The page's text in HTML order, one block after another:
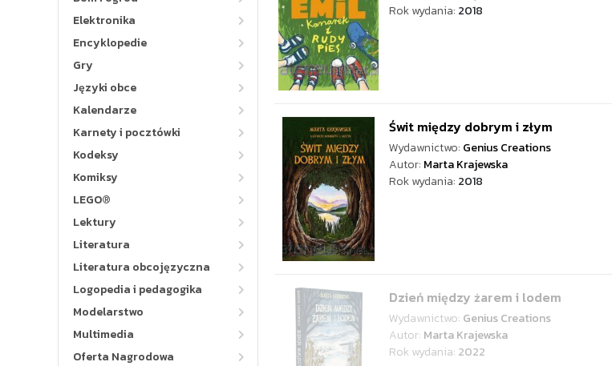
Elektronika
Encyklopedie
Gry
Języki obce
Kalendarze
Karnety i pocztówki
Kodeksy
Komiksy
LEGO®
Lektury
Literatura
Literatura obcojęzyczna
Logopedia i pedagogika
Modelarstwo
Multimedia
Oferta Nagrodowa
Rok wydania: 2018
Świt między dobrym i złym
Wydawnictwo: Genius Creations
Autor: Marta Krajewska
Rok wydania: 2018
Dzień między żarem i lodem
Wydawnictwo: Genius Creations
Autor: Marta Krajewska
Rok wydania: 2022